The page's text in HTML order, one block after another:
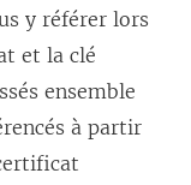
y référer lors
et la clé
ensemble
à partir